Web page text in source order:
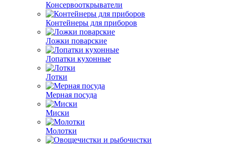
Консервооткрыватели
Контейнеры для приборов
Ложки поварские
Лопатки кухонные
Лотки
Мерная посуда
Миски
Молотки